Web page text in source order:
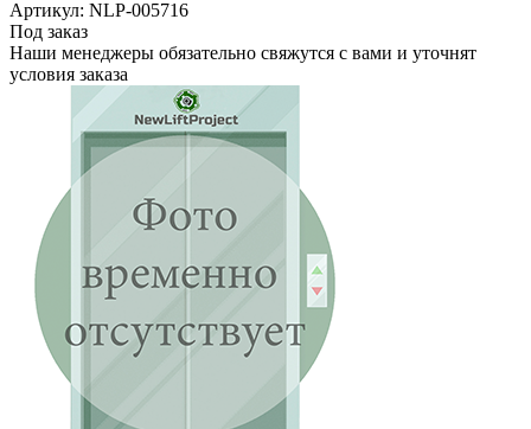
Артикул: NLP-005716
Под заказ
Наши менеджеры обязательно свяжутся с вами и уточнят
условия заказа